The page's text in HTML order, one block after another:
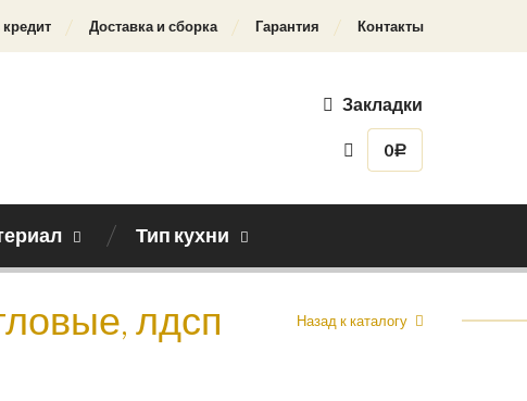
Доставка и сборка Гарантия Контакты
Закладки
0Р
Тип кухни
лдсп Назад к каталогу